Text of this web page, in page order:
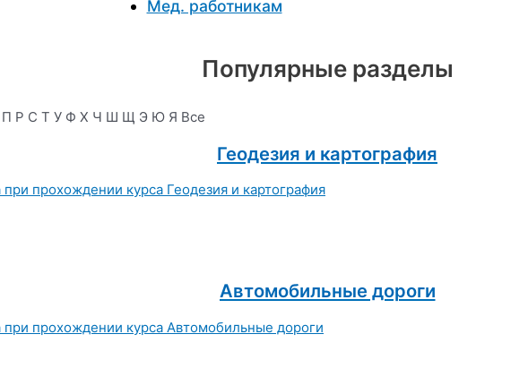
Мед. работникам
Популярные разделы
П Р С Т У Ф Х Ч Ш Щ Э Ю Я Все
Геодезия и картография
Автомобильные дороги